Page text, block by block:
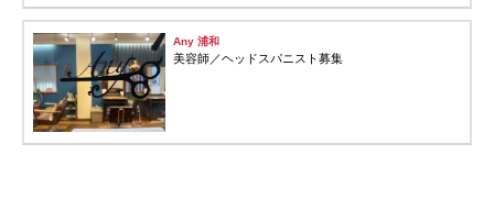
Any 浦和
美容師／ヘッドスパニスト募集